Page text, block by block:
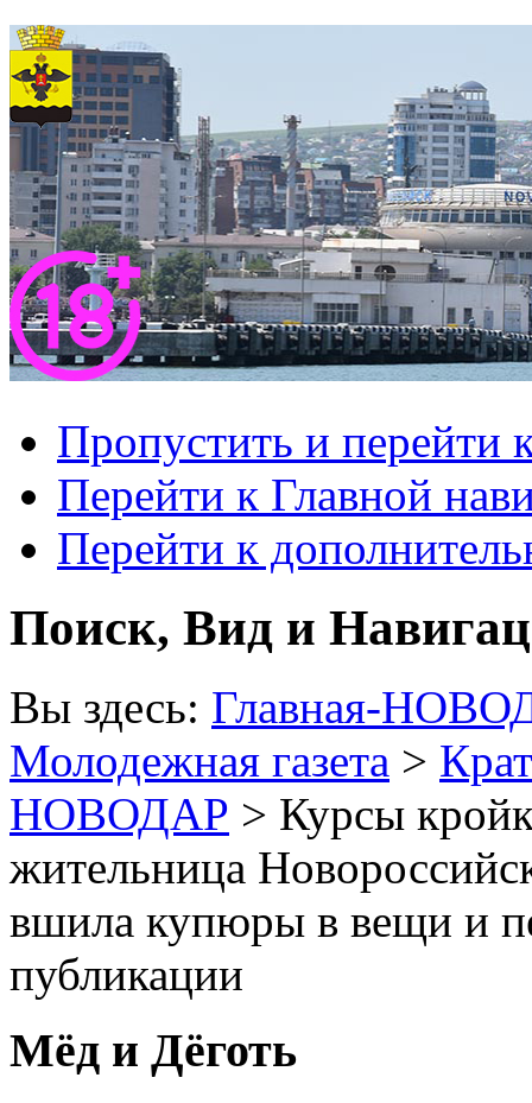
Пропустить и перейти
Перейти к Главной
Перейти к
Поиск, Вид и
Вы здесь: Главная-
Молодежная газета >
НОВОДАР > Курсы
жительница
вшила купюры в вещи и
публикации
Мёд и Дёготь